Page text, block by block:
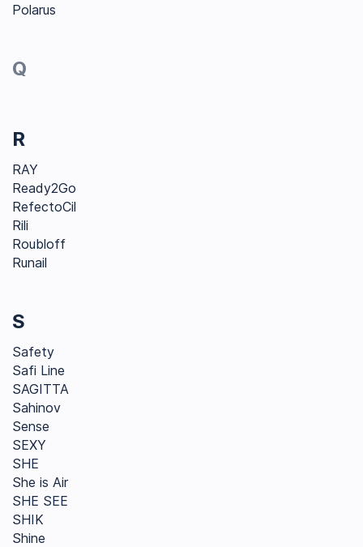
Polarus
Q
R
RAY
Ready2Go
RefectoCil
Rili
Roubloff
Runail
S
Safety
Safi Line
SAGITTA
Sahinov
Sense
SEXY
SHE
She is Air
SHE SEE
SHIK
Shine